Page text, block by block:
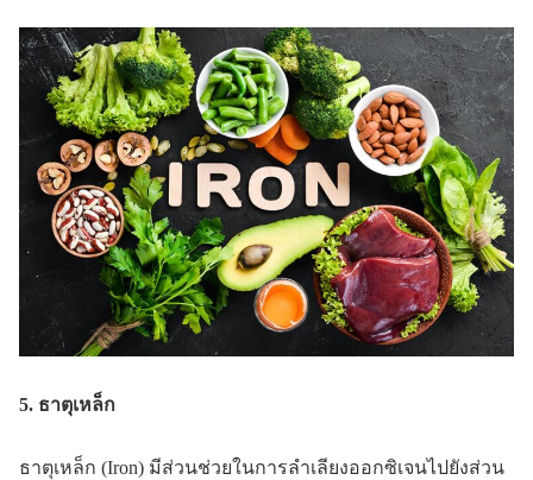
5. ธาตุเหล็ก
ธาตุเหล็ก (Iron) มีส่วนช่วยในการลำเลียงออกซิเจนไปยังส่วน